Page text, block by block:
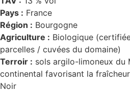
Pays : France
Région : Bourgogne
Agriculture : Biologique
parcelles / cuvées du domaine)
Terroir : sols argilo-limoneux du
continental favorisant la
Noir